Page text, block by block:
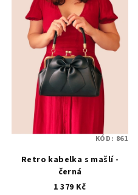
Retro kabelka s mašlí -
černá
1 379 Kč
KÓD: 861